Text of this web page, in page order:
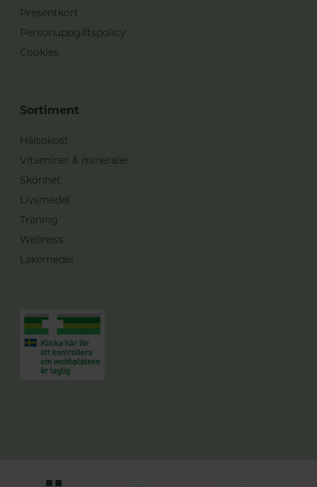
Presentkort
Personuppgiftspolicy
Cookies
Sortiment
Hälsokost
Vitaminer & mineraler
Skönhet
Livsmedel
Träning
Wellness
Läkemedel